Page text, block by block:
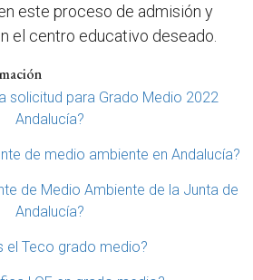
este proceso de admisión y
el centro educativo deseado.
solicitud para Grado Medio 2022
Andalucía?
de medio ambiente en Andalucía?
de Medio Ambiente de la Junta de
Andalucía?
el Teco grado medio?